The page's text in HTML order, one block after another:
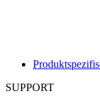
SUPPORT